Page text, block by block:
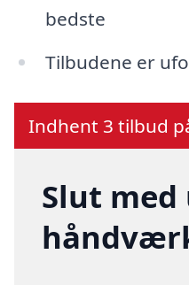
bedste
Tilbudene er
Indhent 3 tilbud
Slut